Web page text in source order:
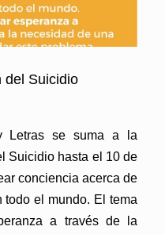
del Suicidio
Letras se suma a la
Suicidio hasta el 10 de
conciencia acerca de
todo el mundo. El tema
a través de la